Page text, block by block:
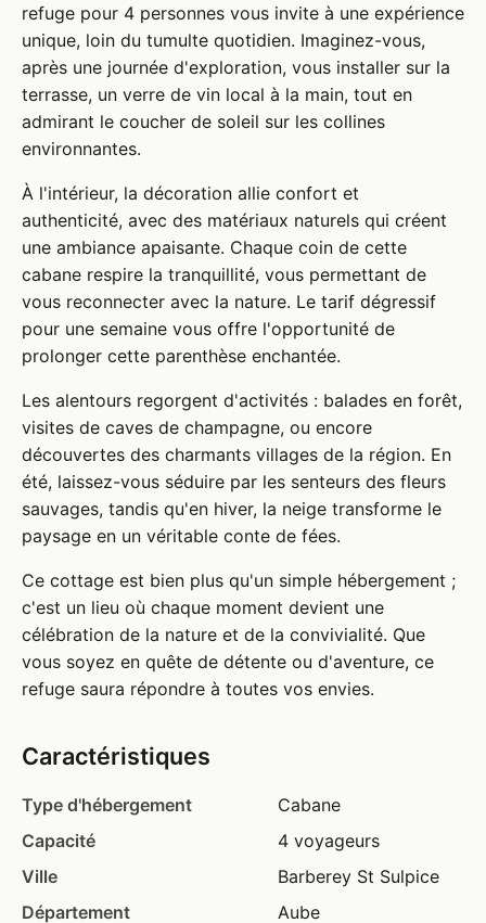
refuge pour 4 personnes vous invite à une expérience
unique, loin du tumulte quotidien. Imaginez-vous,
après une journée d'exploration, vous installer sur la
terrasse, un verre de vin local à la main, tout en
admirant le coucher de soleil sur les collines
environnantes.
À l'intérieur, la décoration allie confort et
authenticité, avec des matériaux naturels qui créent
une ambiance apaisante. Chaque coin de cette
cabane respire la tranquillité, vous permettant de
vous reconnecter avec la nature. Le tarif dégressif
pour une semaine vous offre l'opportunité de
prolonger cette parenthèse enchantée.
Les alentours regorgent d'activités : balades en forêt,
visites de caves de champagne, ou encore
découvertes des charmants villages de la région. En
été, laissez-vous séduire par les senteurs des fleurs
sauvages, tandis qu'en hiver, la neige transforme le
paysage en un véritable conte de fées.
Ce cottage est bien plus qu'un simple hébergement ;
c'est un lieu où chaque moment devient une
célébration de la nature et de la convivialité. Que
vous soyez en quête de détente ou d'aventure, ce
refuge saura répondre à toutes vos envies.
Caractéristiques
Type d'hébergement
Cabane
Capacité
4 voyageurs
Ville
Barberey St Sulpice
Département
Aube